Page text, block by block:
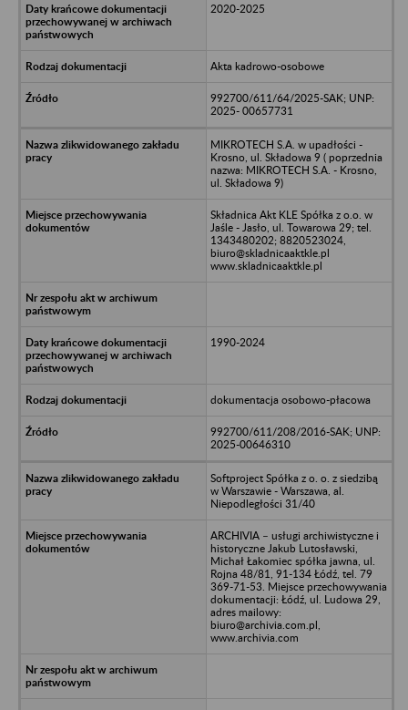
2020-2025
Akta kadrowo-osobowe
992700/611/64/2025-SAK; UNP:
2025- 00657731
MIKROTECH S.A. w upadłości -
Krosno, ul. Składowa 9 ( poprzednia
nazwa: MIKROTECH S.A. - Krosno,
ul. Składowa 9)
Składnica Akt KLE Spółka z o.o. w
Jaśle - Jasło, ul. Towarowa 29; tel.
1343480202; 8820523024,
biuro@skladnicaaktkle.pl
www.skladnicaaktkle.pl
1990-2024
dokumentacja osobowo-płacowa
992700/611/208/2016-SAK; UNP:
2025-00646310
Softproject Spółka z o. o. z siedzibą
w Warszawie - Warszawa, al.
Niepodległości 31/40
ARCHIVIA – usługi archiwistyczne i
historyczne Jakub Lutosławski,
Michał Łakomiec spółka jawna, ul.
Rojna 48/81, 91-134 Łódź, tel. 79
369-71-53. Miejsce przechowywania
dokumentacji: Łódź, ul. Ludowa 29,
adres mailowy:
biuro@archivia.com.pl,
www.archivia.com